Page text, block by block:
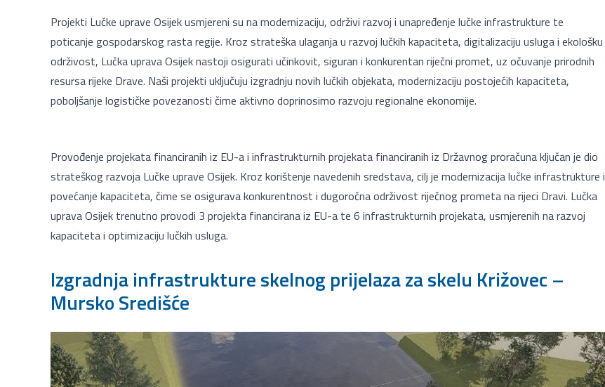
Projekti Lučke uprave Osijek usmjereni su na modernizaciju, održivi razvoj i unapređenje lučke infrastrukture te
poticanje gospodarskog rasta regije. Kroz strateška ulaganja u razvoj lučkih kapaciteta, digitalizaciju usluga i ekološku
održivost, Lučka uprava Osijek nastoji osigurati učinkovit, siguran i konkurentan riječni promet, uz očuvanje prirodnih
resursa rijeke Drave. Naši projekti uključuju izgradnju novih lučkih objekata, modernizaciju postojećih kapaciteta,
poboljšanje logističke povezanosti čime aktivno doprinosimo razvoju regionalne ekonomije.
Provođenje projekata financiranih iz EU-a i infrastrukturnih projekata financiranih iz Državnog proračuna ključan je dio
strateškog razvoja Lučke uprave Osijek. Kroz korištenje navedenih sredstava, cilj je modernizacija lučke infrastrukture i
povećanje kapaciteta, čime se osigurava konkurentnost i dugoročna održivost riječnog prometa na rijeci Dravi. Lučka
uprava Osijek trenutno provodi 3 projekta financirana iz EU-a te 6 infrastrukturnih projekata, usmjerenih na razvoj
kapaciteta i optimizaciju lučkih usluga.
Izgradnja infrastrukture skelnog prijelaza za skelu Križovec –
Mursko Središće